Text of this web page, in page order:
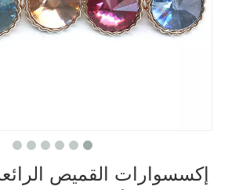
إكسسوارات القميص